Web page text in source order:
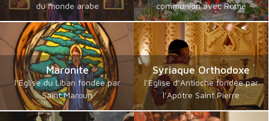
du monde arabe
communion avec Rome
Maronite
l’Eglise du Liban fondée par
Saint Maroun
Syriaque Orthodoxe
l’Eglise d’Antioche fondée par
l’Apôtre Saint Pierre